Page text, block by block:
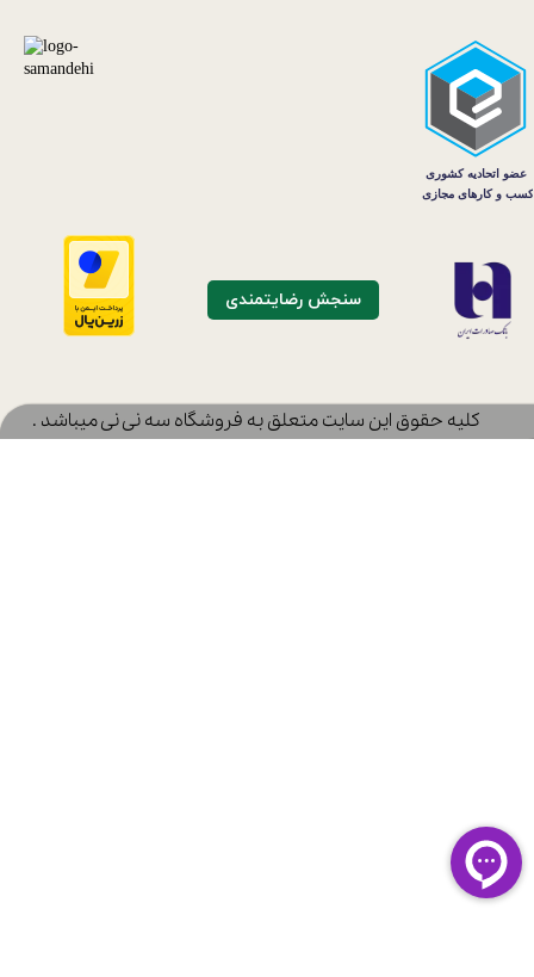
سنجش رضایتمندی
​کلیه حقوق این سایت متعلق به فروشگاه سه نی نی میباشد .